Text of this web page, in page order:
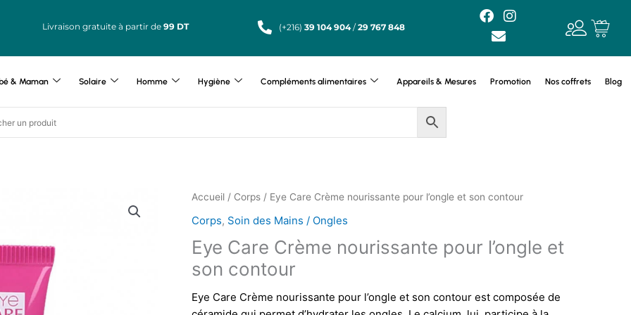
Livraison gratuite à partir de99 DT (+216) 39 104 904/29 767 848
F
a
c
e
o
I
t
g
E
n
v
e
o
& Maman Solaire Homme Hygiène Compléments alimentaires Appareils & Mesures Promotion Nos coffrets Blog
Accueil / Corps / Eye Care Crème nourissante pour l’ongle et son contour
Corps, Soin des Mains / Ongles
Eye Care Crème nourissante pour l’ongle et
son contour
Eye Care Crème nourissante pour l’ongle et son contour est composée de